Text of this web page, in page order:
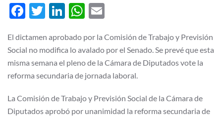
Facebook
Twitter
LinkedIn
WhatsApp
El dictamen aprobado por la Comisión de Trabajo y Previsión
Social no modifica lo avalado por el Senado. Se prevé que esta
misma semana el pleno de la Cámara de Diputados vote la
reforma secundaria de jornada laboral.
La Comisión de Trabajo y Previsión Social de la Cámara de
Diputados aprobó por unanimidad la reforma secundaria de